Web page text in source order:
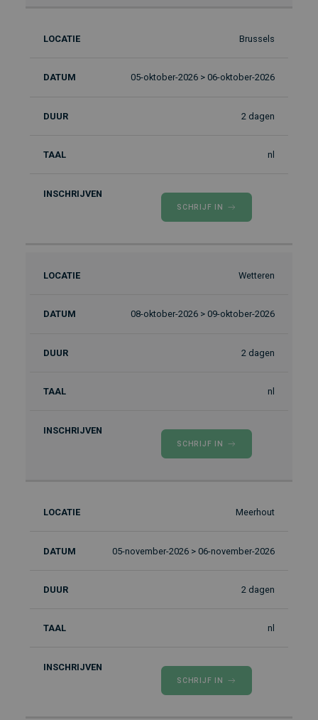
Brussels
05-oktober-2026 > 06-oktober-2026
2 dagen
nl
SCHRIJF IN
Wetteren
08-oktober-2026 > 09-oktober-2026
2 dagen
nl
SCHRIJF IN
Meerhout
05-november-2026 > 06-november-2026
2 dagen
nl
SCHRIJF IN